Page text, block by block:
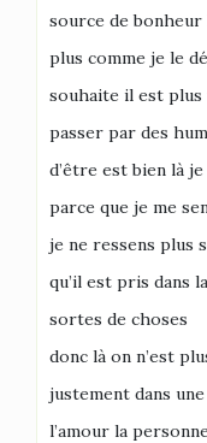
source de
plus comme je le
souhaite il est
passer par des
d’être est bien là
parce que je me
je ne ressens plus
qu’il est pris dans
sortes de choses
donc là on n’est
justement dans
l’amour la